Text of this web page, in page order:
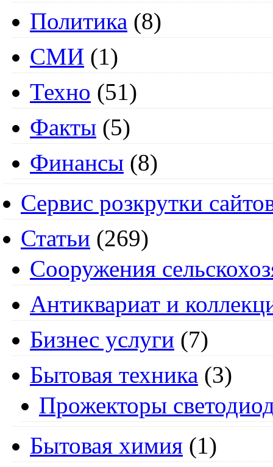
Политика (8)
СМИ (1)
Техно (51)
Факты (5)
Финансы (8)
Сервис розкрутки
Статьи (269)
Cооружения
Антиквариат и
Бизнес услуги (7)
Бытовая техника (3)
Прожекторы
Бытовая химия (1)